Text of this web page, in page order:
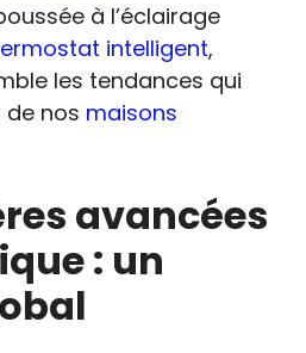
à l’éclairage
intelligent,
les tendances qui
de nos maisons
avancées
: un